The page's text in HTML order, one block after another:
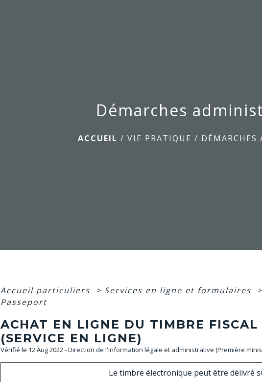
Démarches
ACCUEIL / VIE PRATIQUE /
Accueil particuliers > Services en ligne et formulaires >
Passeport
ACHAT EN LIGNE DU TIMBRE FISCAL
(SERVICE EN LIGNE)
Vérifié le 12 Aug 2022 - Direction de l'information légale et administrative (Première
Le timbre électronique peut être délivré